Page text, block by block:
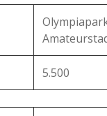
5.500